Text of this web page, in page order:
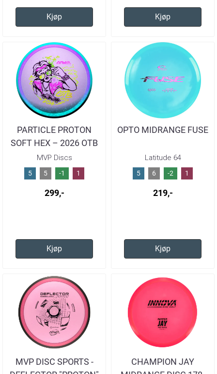
Kjøp Kjøp
PARTICLE PROTON
SOFT HEX – 2026 OTB
OPEN
MVP Discs
5 5 -1 1
299,-
Kjøp
OPTO MIDRANGE FUSE
Latitude 64
5 6 -2 1
219,-
Kjøp
MVP DISC SPORTS -
CHAMPION JAY